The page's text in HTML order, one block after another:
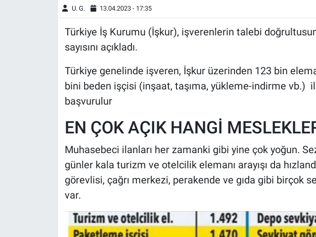
U. G. 13.04.2023 - 17:35
Türkiye İş Kurumu (İşkur), işverenlerin talebi
sayısını açıkladı.
Türkiye genelinde işveren, İşkur üzerinden 123 bin
bini beden işçisi (inşaat, taşıma, yükleme-indirme vb.)
başvurulur
EN ÇOK AÇIK HANGİ
Muhasebeci ilanları her zamanki gibi yine çok yoğun.
günler kala turizm ve otelcilik elemanı arayışı da
görevlisi, çağrı merkezi, perakende ve gıda gibi birçok
var.